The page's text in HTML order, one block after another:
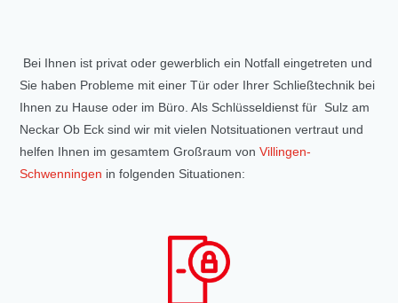
Bei Ihnen ist privat oder gewerblich ein Notfall eingetreten und
Sie haben Probleme mit einer Tür oder Ihrer Schließtechnik bei
Ihnen zu Hause oder im Büro. Als Schlüsseldienst für Sulz am
Neckar Ob Eck sind wir mit vielen Notsituationen vertraut und
helfen Ihnen im gesamtem Großraum vonVillingen-
Schwenningen in folgenden Situationen: